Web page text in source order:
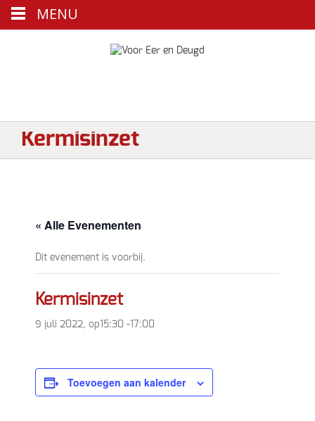
Kermisinzet
« Alle Evenementen
Dit evenement is voorbij.
Kermisinzet
9 juli 2022, op15:30 - 17:00
Toevoegen aan kalender
MENU